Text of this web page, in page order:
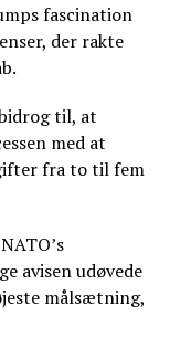
fascination
der rakte
til, at
med at
fra to til fem
avisen udøvede
målsætning,